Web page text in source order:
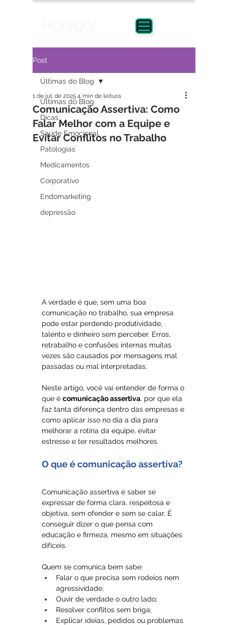
Post
Últimas do Blog
Dicas
Saúde Emocional
Patologias
Medicamentos
Corporativo
Endomarketing
depressão
Últimas do Blog
Comunicação Assertiva: Como
Falar Melhor com a Equipe e
Evitar Conflitos no Trabalho
1 de jul. de 2025 4 min de leitura
A verdade é que, sem uma boa
comunicação no trabalho, sua empresa
pode estar perdendo produtividade,
talento e dinheiro sem perceber. Erros,
retrabalho e confusões internas muitas
vezes são causados por mensagens mal
passadas ou mal interpretadas.
Neste artigo, você vai entender de forma o
que é comunicação assertiva, por que ela
faz tanta diferença dentro das empresas e
como aplicar isso no dia a dia para
melhorar a rotina da equipe, evitar
estresse e ter resultados melhores.
O que é comunicação assertiva?
Comunicação assertiva é saber se
expressar de forma clara, respeitosa e
objetiva, sem ofender e sem se calar. É
conseguir dizer o que pensa com
educação e firmeza, mesmo em situações
difíceis.
Quem se comunica bem sabe:
Falar o que precisa sem rodeios nem
agressividade;
Ouvir de verdade o outro lado;
Resolver conflitos sem briga;
Explicar ideias, pedidos ou problemas